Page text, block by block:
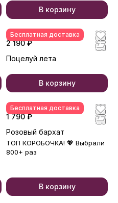
В корзину
Бесплатная доставка
2 190 ₽
Поцелуй лета
В корзину
Бесплатная доставка
1 790 ₽
Розовый бархат
ТОП КОРОБОЧКА! 💖 Выбрали
800+ раз
В корзину